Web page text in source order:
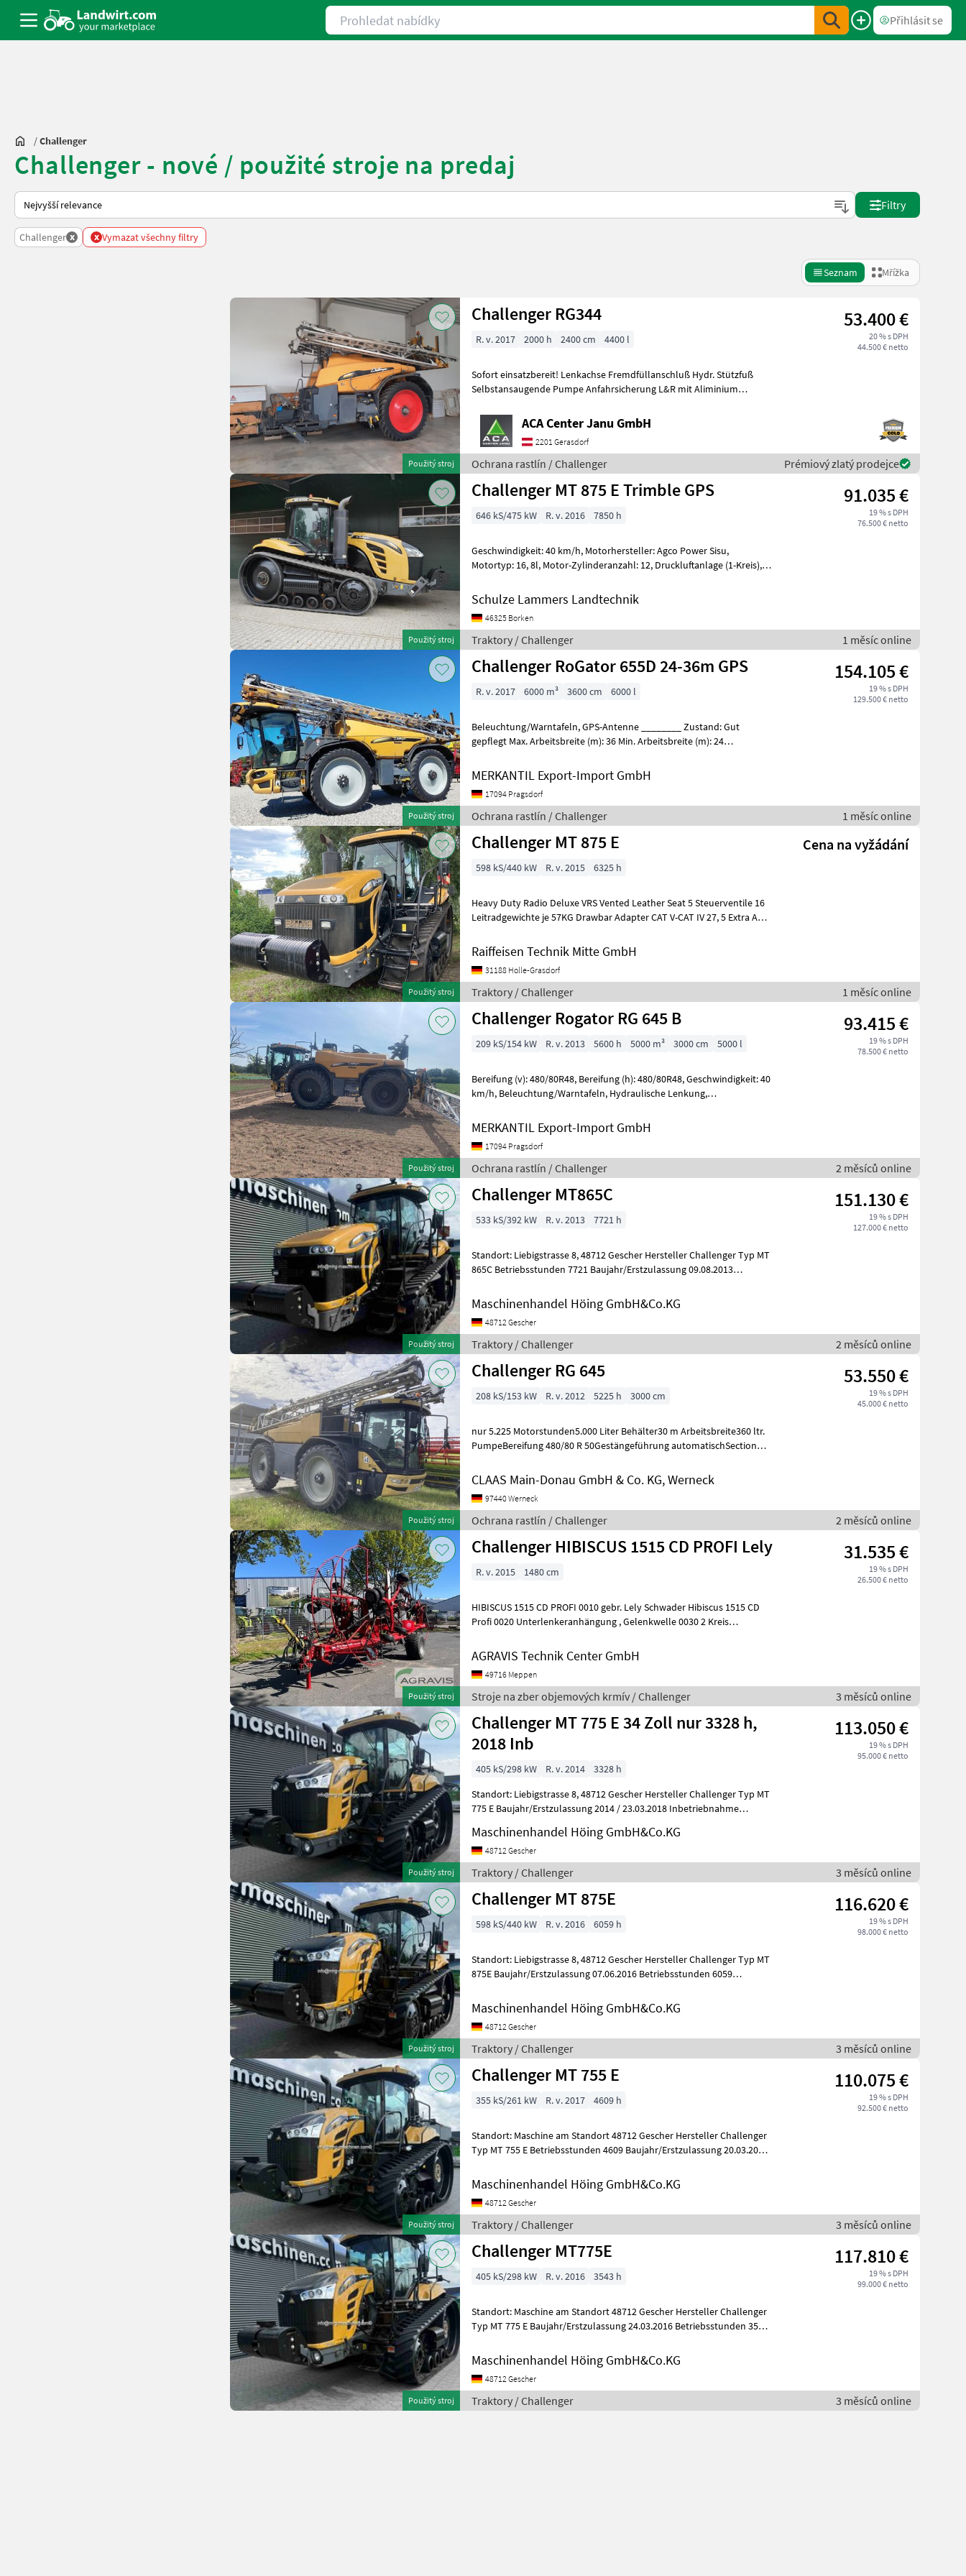
Prohledat nabídky
Přihlásit se
/Challenger
Challenger - nové / použité stroje na predaj
Takto se řadí nabídky na Landwirt.com
Filtry
Challenger x x Vymazat všechny filtry
Seznam Mřížka
Použitý stroj
Challenger RG344 53.400 €
20 % s DPH
44.500 € netto
R. v. 2017 2000 h 2400 cm 4400 l
Sofort einsatzbereit! Lenkachse Fremdfüllanschluß Hydr. Stützfuß
Selbstansaugende Pumpe Anfahrsicherung L&R mit Aliminium
ACA Center Janu GmbH
2201 Gerasdorf
Ochrana rastlín / Challenger Prémiový zlatý prodejce
Použitý stroj
Challenger MT 875 E Trimble GPS 91.035 €
19 % s DPH
76.500 € netto
646 kS/475 kW R. v. 2016 7850 h
Geschwindigkeit: 40 km/h, Motorhersteller: Agco Power Sisu,
Motortyp: 16, 8l, Motor-Zylinderanzahl: 12, Druckluftanlage (1-Kreis),
Schulze Lammers Landtechnik
46325 Borken
Traktory / Challenger 1 měsíc online
Použitý stroj
Challenger RoGator 655D 24-36m GPS 154.105 €
19 % s DPH
129.500 € netto
R. v. 2017 6000 m³ 3600 cm 6000 l
Beleuchtung/Warntafeln, GPS-Antenne ________ Zustand: Gut
gepflegt Max. Arbeitsbreite (m): 36 Min. Arbeitsbreite (m): 24
MERKANTIL Export-Import GmbH
17094 Pragsdorf
Ochrana rastlín / Challenger 1 měsíc online
Použitý stroj
Challenger MT 875 E Cena na vyžádání
598 kS/440 kW R. v. 2015 6325 h
Heavy Duty Radio Deluxe VRS Vented Leather Seat 5 Steuerventile 16
Leitradgewichte je 57KG Drawbar Adapter CAT V-CAT IV 27, 5 Extra App
Raiffeisen Technik Mitte GmbH
31188 Holle-Grasdorf
Traktory / Challenger 1 měsíc online
Použitý stroj
Challenger Rogator RG 645 B 93.415 €
19 % s DPH
78.500 € netto
209 kS/154 kW R. v. 2013 5600 h 5000 m³ 3000 cm 5000 l
Bereifung (v): 480/80R48, Bereifung (h): 480/80R48, Geschwindigkeit: 40
km/h, Beleuchtung/Warntafeln, Hydraulische Lenkung,
MERKANTIL Export-Import GmbH
17094 Pragsdorf
Ochrana rastlín / Challenger 2 měsíců online
Použitý stroj
Challenger MT865C 151.130 €
19 % s DPH
127.000 € netto
533 kS/392 kW R. v. 2013 7721 h
Standort: Liebigstrasse 8, 48712 Gescher Hersteller Challenger Typ MT
865C Betriebsstunden 7721 Baujahr/Erstzulassung 09.08.2013
Maschinenhandel Höing GmbH&Co.KG
48712 Gescher
Traktory / Challenger 2 měsíců online
Použitý stroj
Challenger RG 645 53.550 €
19 % s DPH
45.000 € netto
208 kS/153 kW R. v. 2012 5225 h 3000 cm
nur 5.225 Motorstunden5.000 Liter Behälter30 m Arbeitsbreite360 ltr.
PumpeBereifung 480/80 R 50Gestängeführung automatischSection
CLAAS Main-Donau GmbH & Co. KG, Werneck
97440 Werneck
Ochrana rastlín / Challenger 2 měsíců online
Použitý stroj
Challenger HIBISCUS 1515 CD PROFI Lely 31.535 €
19 % s DPH
26.500 € netto
R. v. 2015 1480 cm
HIBISCUS 1515 CD PROFI 0010 gebr. Lely Schwader Hibiscus 1515 CD
Profi 0020 Unterlenkeranhängung , Gelenkwelle 0030 2 Kreis
AGRAVIS Technik Center GmbH
49716 Meppen
Stroje na zber objemových krmív / Challenger 3 měsíců online
Použitý stroj
Challenger MT 775 E 34 Zoll nur 3328 h,
2018 Inb
113.050 €
19 % s DPH
95.000 € netto
405 kS/298 kW R. v. 2014
3328 h
Standort: Liebigstrasse 8, 48712 Gescher Hersteller Challenger Typ MT
775 E Baujahr/Erstzulassung 2014 / 23.03.2018 Inbetriebnahme
Maschinenhandel Höing GmbH&Co.KG
48712 Gescher
Traktory / Challenger 3 měsíců online
Použitý stroj
Challenger MT 875E 116.620 €
19 % s DPH
98.000 € netto
598 kS/440 kW R. v. 2016 6059 h
Standort: Liebigstrasse 8, 48712 Gescher Hersteller Challenger Typ MT
875E Baujahr/Erstzulassung 07.06.2016 Betriebsstunden 6059
Maschinenhandel Höing GmbH&Co.KG
48712 Gescher
Traktory / Challenger 3 měsíců online
Použitý stroj
Challenger MT 755 E 110.075 €
19 % s DPH
92.500 € netto
355 kS/261 kW R. v. 2017 4609 h
Standort: Maschine am Standort 48712 Gescher Hersteller Challenger
Typ MT 755 E Betriebsstunden 4609 Baujahr/Erstzulassung 20.03.2017
Maschinenhandel Höing GmbH&Co.KG
48712 Gescher
Traktory / Challenger 3 měsíců online
Použitý stroj
Challenger MT775E 117.810 €
19 % s DPH
99.000 € netto
405 kS/298 kW R. v. 2016 3543 h
Standort: Maschine am Standort 48712 Gescher Hersteller Challenger
Typ MT 775 E Baujahr/Erstzulassung 24.03.2016 Betriebsstunden 3543
Maschinenhandel Höing GmbH&Co.KG
48712 Gescher
Traktory / Challenger 3 měsíců online